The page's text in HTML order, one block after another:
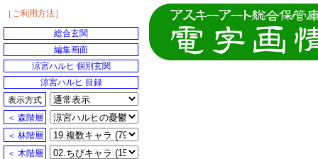
［ご利用方法］
総合玄関
編集画面
涼宮ハルヒ 個別玄関
涼宮ハルヒ 目録
表示方式
＜ 森階層
＜ 林階層
＜ 木階層